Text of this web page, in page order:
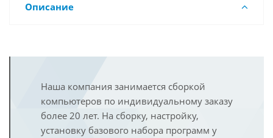
Описание
Наша компания занимается сборкой
компьютеров по индивидуальному заказу
более 20 лет. На сборку, настройку,
установку базового набора программ у